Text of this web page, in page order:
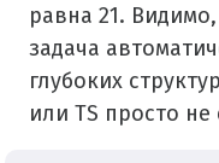
равна 21.
задача
глубоких
или TS просто не